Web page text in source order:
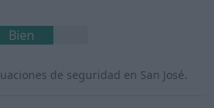
Bien
de seguridad en San José.